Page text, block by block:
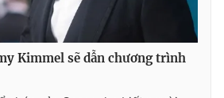
Kimmel sẽ dẫn chương trình